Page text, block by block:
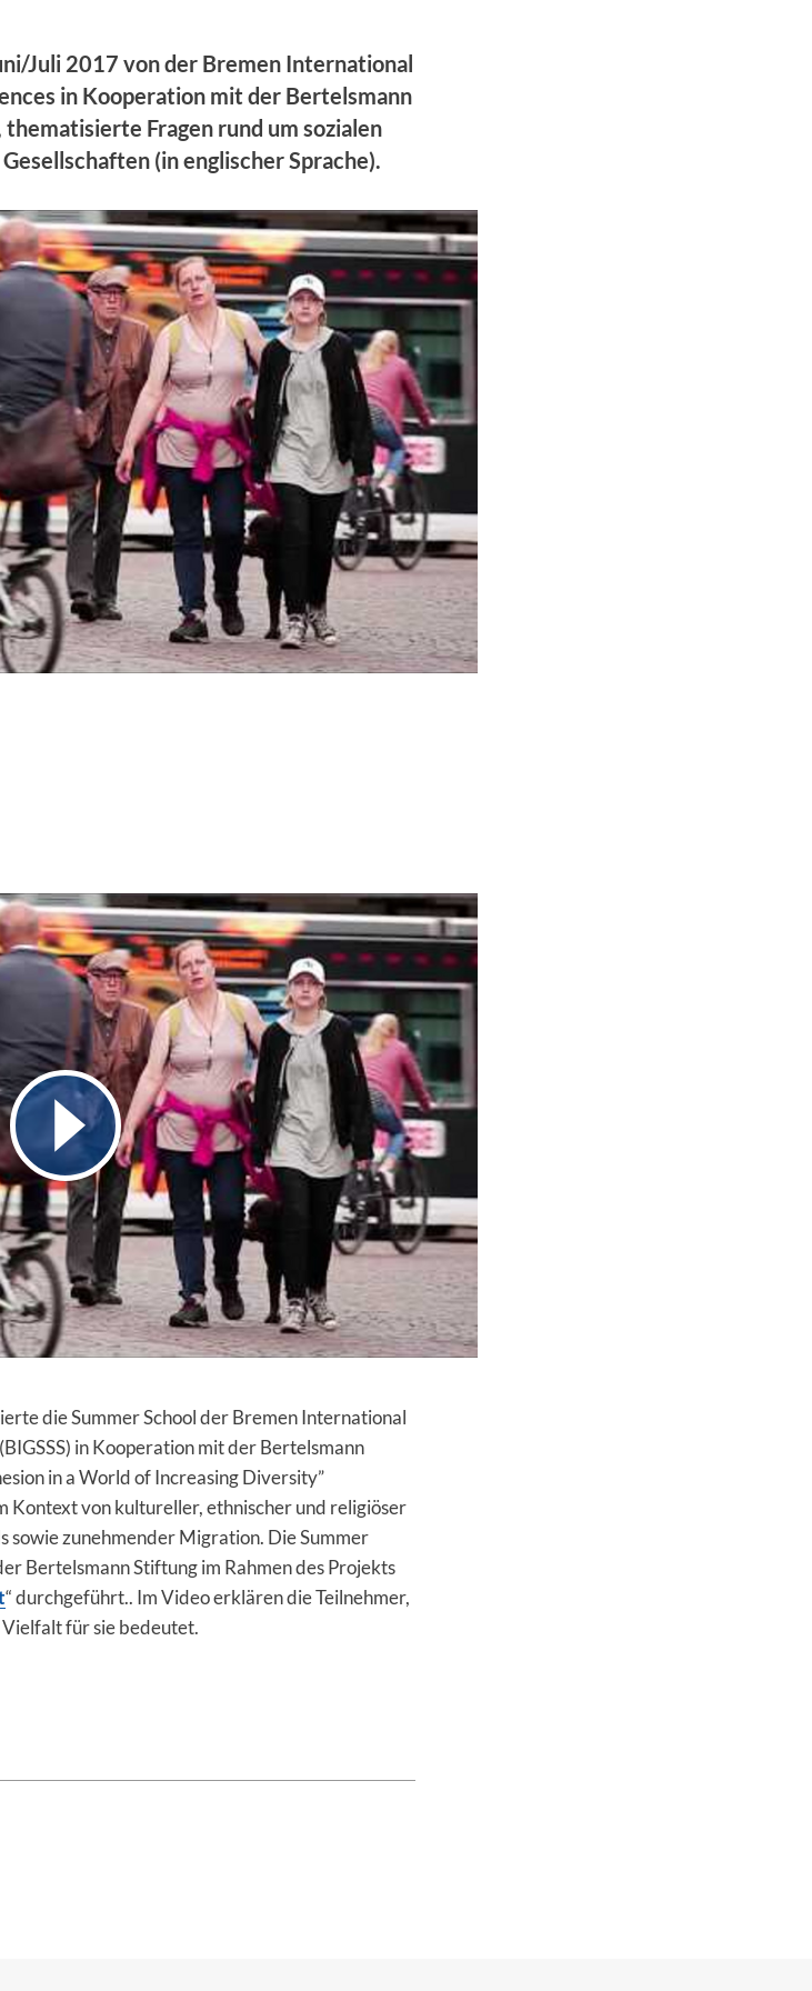
Juli 2017 von der Bremen International
in Kooperation mit der Bertelsmann
Fragen rund um sozialen
(in englischer Sprache).
die Summer School der Bremen International
in Kooperation mit der Bertelsmann
in a World of Increasing Diversity”
Kontext von kultureller, ethnischer und religiöser
sowie zunehmender Migration. Die Summer
Bertelsmann Stiftung im Rahmen des Projekts
“ durchgeführt.. Im Video erklären die Teilnehmer,
für sie bedeutet.